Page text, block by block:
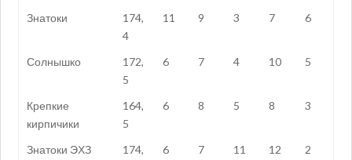
Знатоки
174,
4
11 9 3 7 6
Солнышко
172,
5
6 7 4 10 5
Крепкие
кирпичики
164,
5
6 8 5 8 3
Знатоки ЭХЗ 174, 6 7 11 12 2